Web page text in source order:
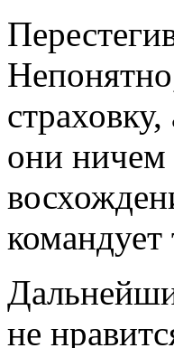
они ничем
командует
не